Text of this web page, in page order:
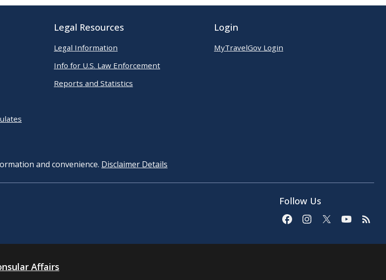
Legal Resources
Legal Information
Info for U.S. Law Enforcement
Reports and Statistics
Login
MyTravelGov Login
and convenience. Disclaimer Details
Follow Us
Affairs